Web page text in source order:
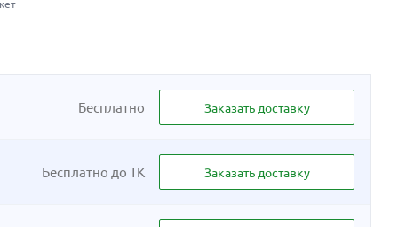
Бесплатно Заказать доставку
Бесплатно до ТК Заказать доставку